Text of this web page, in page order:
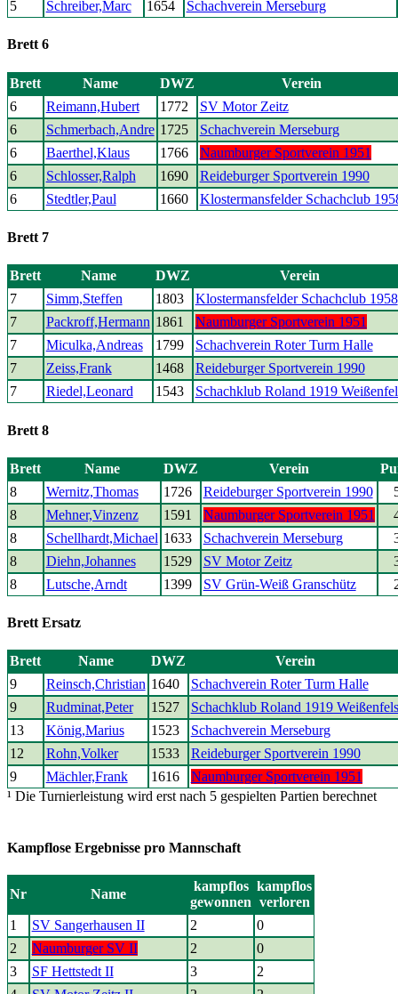
5 Schreiber,Marc 1654 Schachverein Merseburg
Brett 6
Brett Name DWZ
Verein
6
Reimann,Hubert 1772
SV Motor Zeitz
6
Schmerbach,Andre 1725
Schachverein Merseburg
6
Baerthel,Klaus 1766
Naumburger Sportverein 1951
6
Schlosser,Ralph 1690
Reideburger Sportverein 1990
6
Stedtler,Paul 1660 Klostermansfelder Schachclub
Brett 7
Brett Name DWZ
Verein
7
Simm,Steffen 1803
Klostermansfelder Schachclub 1958
7
Packroff,Hermann 1861
Naumburger Sportverein 1951
7
Miculka,Andreas 1799
Schachverein Roter Turm Halle
7
Zeiss,Frank 1468
Reideburger Sportverein 1990
7
Riedel,Leonard 1543 Schachklub Roland 1919
Brett 8
Brett Name DWZ Verein
8
Wernitz,Thomas 1726 Reideburger Sportverein 1990
8
Mehner,Vinzenz 1591 Naumburger Sportverein 1951
8
Schellhardt,Michael 1633 Schachverein Merseburg
8
Diehn,Johannes 1529 SV Motor Zeitz
8
Lutsche,Arndt 1399 SV Grün-Weiß Granschütz
Brett Ersatz
Brett Name DWZ
Verein
9
Reinsch,Christian 1640
Schachverein Roter Turm Halle
9
Rudminat,Peter 1527
Schachklub Roland 1919 Weißenfels
13
König,Marius 1523
Schachverein Merseburg
12
Rohn,Volker 1533
Reideburger Sportverein 1990
9
Mächler,Frank 1616
Naumburger Sportverein 1951
¹ Die Turnierleistung wird erst nach 5 gespielten Partien berechnet
Kampflose Ergebnisse pro Mannschaft
Nr Name
kampflos
gewonnen
kampflos
verloren
1
SV Sangerhausen II 2
0
2
Naumburger SV II 2
0
3
SF Hettstedt II 3
2